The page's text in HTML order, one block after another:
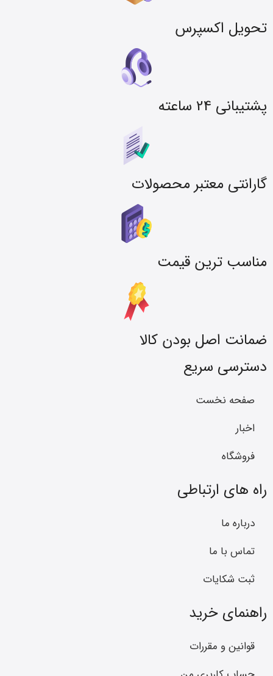
تحویل اکسپرس
پشتیبانی 24 ساعته
گارانتی معتبر محصولات
مناسب ترین قیمت
ضمانت اصل بودن کالا
دسترسی سریع
صفحه نخست
اخبار
فروشگاه
راه های ارتباطی
درباره ما
تماس با ما
ثبت شکایات
راهنمای خرید
قوانین و مقررات